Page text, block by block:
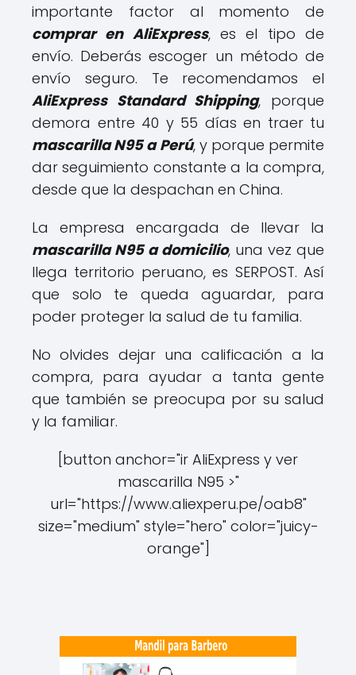
importante factor al momento de
comprar en AliExpress, es el tipo de
envío. Deberás escoger un método de
envío seguro. Te recomendamos el
AliExpress Standard Shipping, porque
demora entre 40 y 55 días en traer tu
mascarilla N95 a Perú, y porque permite
dar seguimiento constante a la compra,
desde que la despachan en China.
La empresa encargada de llevar la
mascarilla N95 a domicilio, una vez que
llega territorio peruano, es SERPOST. Así
que solo te queda aguardar, para
poder proteger la salud de tu familia.
No olvides dejar una calificación a la
compra, para ayudar a tanta gente
que también se preocupa por su salud
y la familiar.
[button anchor="ir AliExpress y ver
mascarilla N95 >"
url="https://www.aliexperu.pe/oab8"
size="medium" style="hero" color="juicy-
orange"]